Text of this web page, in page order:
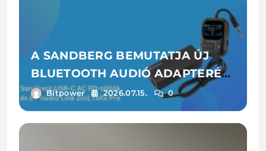
A SANDBERG BEMUTATJA ÚJ
BLUETOOTH AUDIÓ ADAPTERÉT
ÉS LAPTOPTÖLTŐIT
Bitpower 2026.07.15. 0